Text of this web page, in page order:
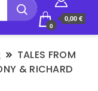
0
0,00 €
TALES FROM
& RICHARD